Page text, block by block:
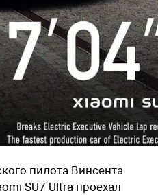
пилота Винсента
SU7 Ultra проехал